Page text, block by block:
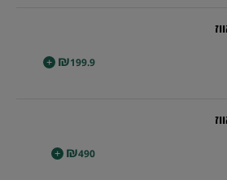
₪199.9
+
₪490
+